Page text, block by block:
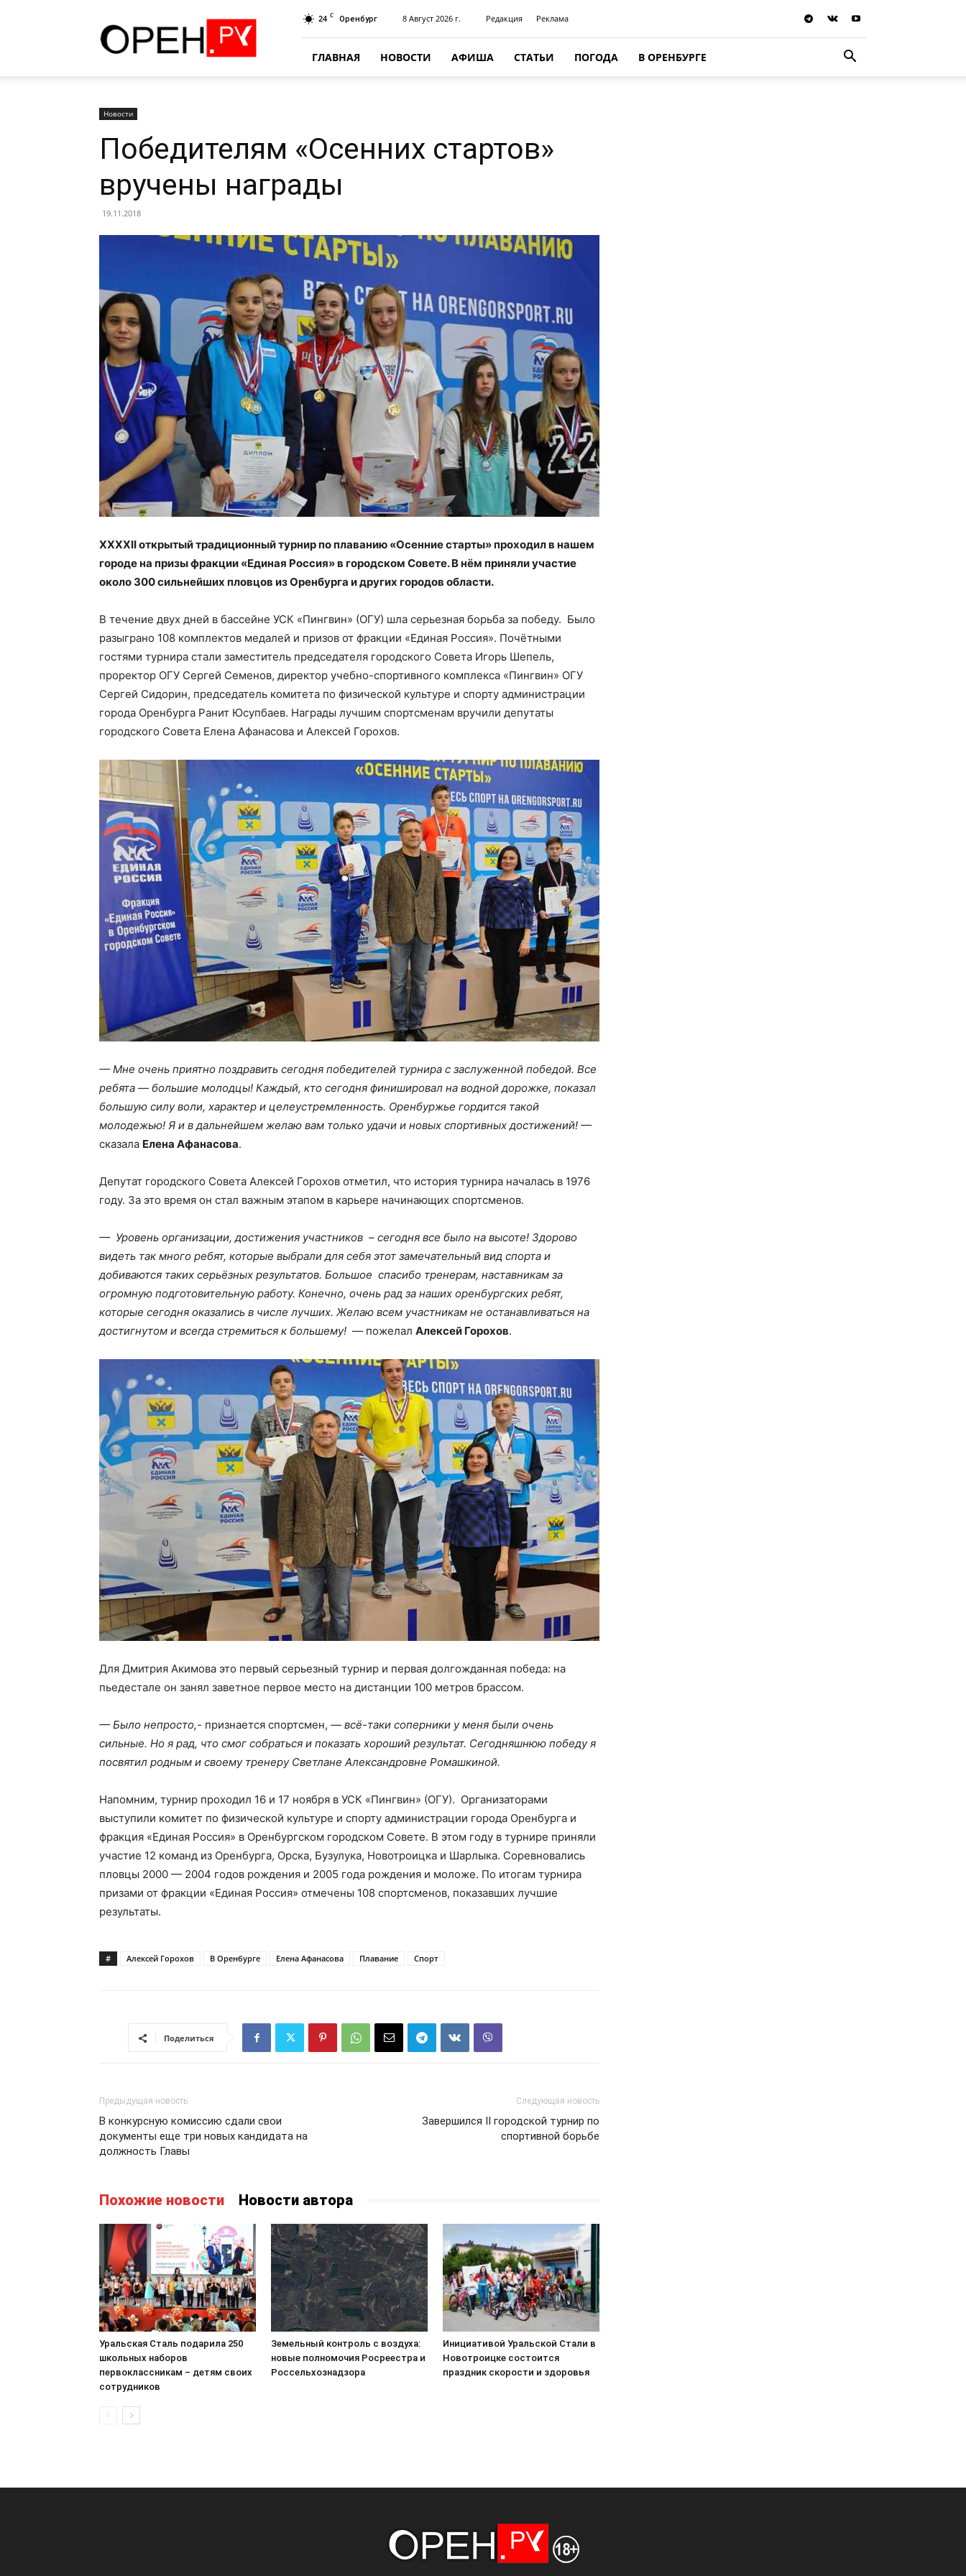
24 C Оренбург 8 Август 2026 г. Редакция Реклама
ГЛАВНАЯ НОВОСТИ АФИША СТАТЬИ ПОГОДА В ОРЕНБУРГЕ
Новости
Победителям «Осенних стартов»
вручены награды
19.11.2018
XXXXII открытый традиционный турнир по плаванию «Осенние старты» проходил в нашем
городе на призы фракции «Единая Россия» в городском Совете. В нём приняли участие
около 300 сильнейших пловцов из Оренбурга и других городов области.
В течение двух дней в бассейне УСК «Пингвин» (ОГУ) шла серьезная борьба за победу. Было
разыграно 108 комплектов медалей и призов от фракции «Единая Россия». Почётными
гостями турнира стали заместитель председателя городского Совета Игорь Шепель,
проректор ОГУ Сергей Семенов, директор учебно-спортивного комплекса «Пингвин» ОГУ
Сергей Сидорин, председатель комитета по физической культуре и спорту администрации
города Оренбурга Ранит Юсупбаев. Награды лучшим спортсменам вручили депутаты
городского Совета Елена Афанасова и Алексей Горохов.
— Мне очень приятно поздравить сегодня победителей турнира с заслуженной победой. Все
ребята — большие молодцы! Каждый, кто сегодня финишировал на водной дорожке, показал
большую силу воли, характер и целеустремленность. Оренбуржье гордится такой
молодежью! Я и в дальнейшем желаю вам только удачи и новых спортивных достижений! —
сказала Елена Афанасова.
Депутат городского Совета Алексей Горохов отметил, что история турнира началась в 1976
году. За это время он стал важным этапом в карьере начинающих спортсменов.
— Уровень организации, достижения участников – сегодня все было на высоте! Здорово
видеть так много ребят, которые выбрали для себя этот замечательный вид спорта и
добиваются таких серьёзных результатов. Большое спасибо тренерам, наставникам за
огромную подготовительную работу. Конечно, очень рад за наших оренбургских ребят,
которые сегодня оказались в числе лучших. Желаю всем участникам не останавливаться на
достигнутом и всегда стремиться к большему! — пожелал Алексей Горохов.
Для Дмитрия Акимова это первый серьезный турнир и первая долгожданная победа: на
пьедестале он занял заветное первое место на дистанции 100 метров брассом.
— Было непросто,- признается спортсмен, — всё-таки соперники у меня были очень
сильные. Но я рад, что смог собраться и показать хороший результат. Сегодняшнюю победу я
посвятил родным и своему тренеру Светлане Александровне Ромашкиной.
Напомним, турнир проходил 16 и 17 ноября в УСК «Пингвин» (ОГУ). Организаторами
выступили комитет по физической культуре и спорту администрации города Оренбурга и
фракция «Единая Россия» в Оренбургском городском Совете. В этом году в турнире приняли
участие 12 команд из Оренбурга, Орска, Бузулука, Новотроицка и Шарлыка. Соревновались
пловцы 2000 — 2004 годов рождения и 2005 года рождения и моложе. По итогам турнира
призами от фракции «Единая Россия» отмечены 108 спортсменов, показавших лучшие
результаты.
# Алексей Горохов В Оренбурге Елена Афанасова Плавание Спорт
Поделиться
Предыдущая новость
В конкурсную комиссию сдали свои
документы еще три новых кандидата на
должность Главы
Следующая новость
Завершился II городской турнир по
спортивной борьбе
Похожие новости Новости автора
Уральская Сталь подарила 250
школьных наборов
первоклассникам – детям своих
сотрудников
Земельный контроль с воздуха:
новые полномочия Росреестра и
Россельхознадзора
Инициативой Уральской Стали в
Новотроицке состоится
праздник скорости и здоровья